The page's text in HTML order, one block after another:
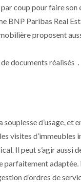
coup pour faire son
BNP Paribas Real
proposent
documents
d’usage, et
visites d’immeubles
Il peut s’agir aussi
parfaitement
d’ordres de